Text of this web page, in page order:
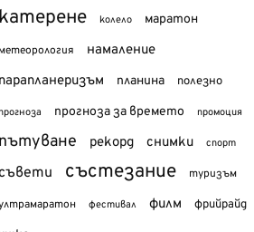
колело маратон
намаление
планина полезно
прогноза за времето промоция
рекорд снимки спорт
състезание туризъм
фестивал филм фрийрайд